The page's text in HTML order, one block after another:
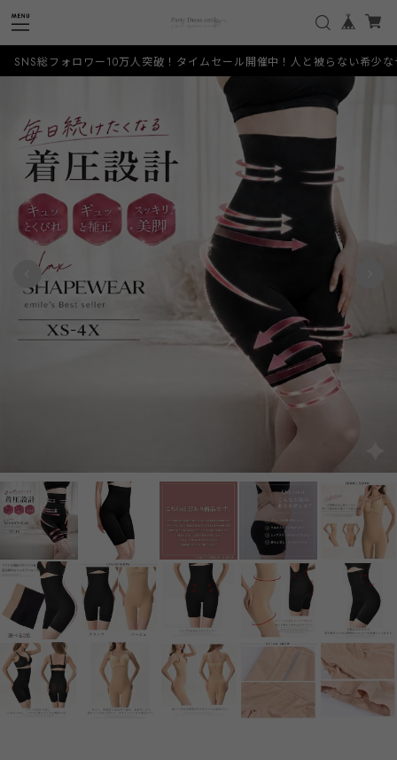
ロワー10万人突破！タイムセール開催中！人と被らない希少なデザイン